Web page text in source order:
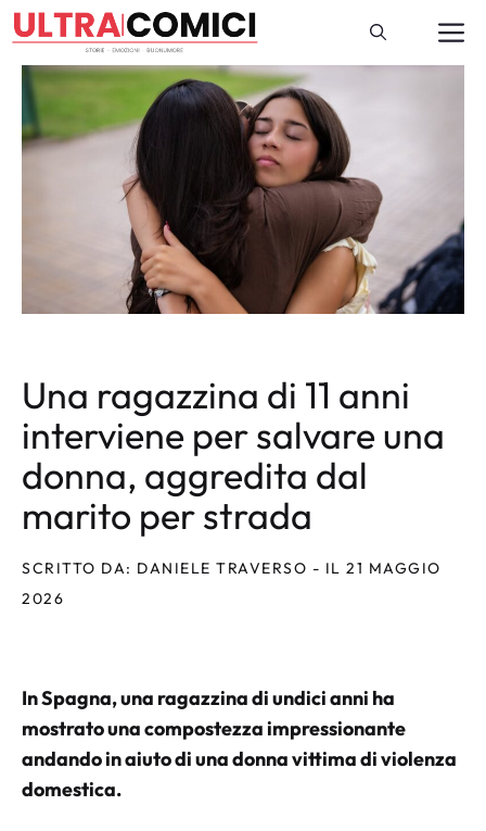
Vai
al
contenuto
Una ragazzina di 11 anni
interviene per salvare una
donna, aggredita dal
marito per strada
SCRITTO DA: DANIELE TRAVERSO - IL 21 MAGGIO
2026
In Spagna, una ragazzina di undici anni ha
mostrato una compostezza impressionante
andando in aiuto di una donna vittima di violenza
domestica.